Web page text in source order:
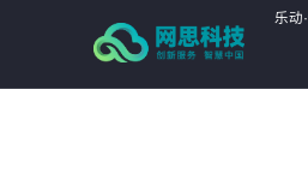
乐动